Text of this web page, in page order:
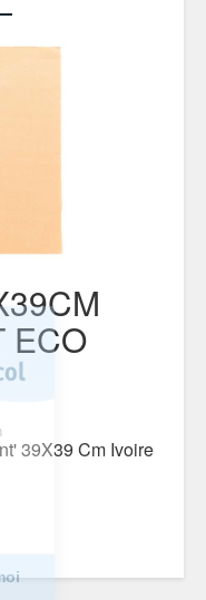
bien
pour moi
ECO
39X39 Cm Ivoire